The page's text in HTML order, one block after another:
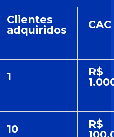
Clientes
adquiridos
CAC
1
R$
10
R$